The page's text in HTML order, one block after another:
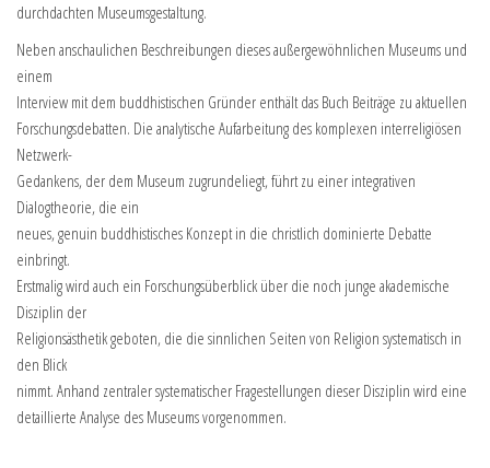
durchdachten Museumsgestaltung.
Neben anschaulichen Beschreibungen dieses außergewöhnlichen Museums und
einem
Interview mit dem buddhistischen Gründer enthält das Buch Beiträge zu aktuellen
Forschungsdebatten. Die analytische Aufarbeitung des komplexen interreligiösen
Netzwerk-
Gedankens, der dem Museum zugrundeliegt, führt zu einer integrativen
Dialogtheorie, die ein
neues, genuin buddhistisches Konzept in die christlich dominierte Debatte
einbringt.
Erstmalig wird auch ein Forschungsüberblick über die noch junge akademische
Disziplin der
Religionsästhetik geboten, die die sinnlichen Seiten von Religion systematisch in
den Blick
nimmt. Anhand zentraler systematischer Fragestellungen dieser Disziplin wird eine
detaillierte Analyse des Museums vorgenommen.